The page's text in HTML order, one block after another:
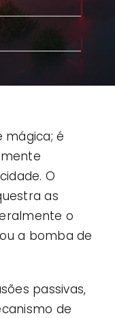
mágica; é
O
as
o
a bomba de
passivas,
de